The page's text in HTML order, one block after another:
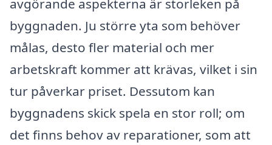
byggnaden. Ju större yta som behöver
målas, desto fler material och mer
arbetskraft kommer att krävas, vilket i sin
tur påverkar priset. Dessutom kan
byggnadens skick spela en stor roll; om
det finns behov av reparationer, som att